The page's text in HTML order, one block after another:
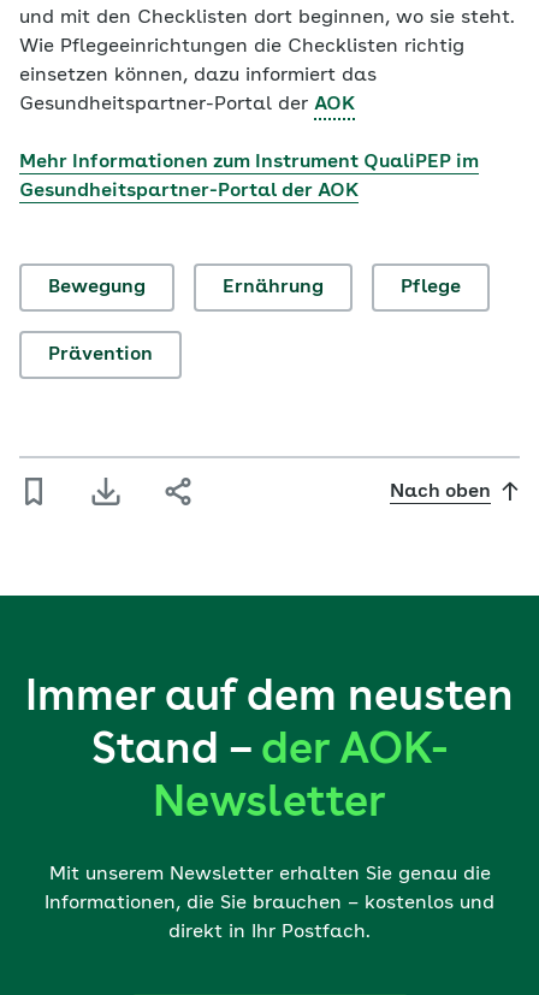
und mit den Checklisten dort beginnen, wo sie steht.
Wie Pflegeeinrichtungen die Checklisten richtig
einsetzen können, dazu informiert das
Gesundheitspartner-Portal der AOK
Mehr Informationen zum Instrument QualiPEP im
Gesundheitspartner-Portal der AOK
Bewegung Ernährung Pflege
Prävention
Nach oben
Immer auf dem neusten
Stand – der AOK-
Newsletter
Mit unserem Newsletter erhalten Sie genau die
Informationen, die Sie brauchen – kostenlos und
direkt in Ihr Postfach.